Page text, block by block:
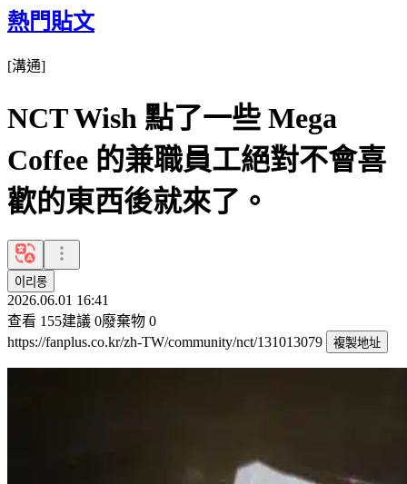
熱門貼文
[溝通]
NCT Wish 點了一些 Mega
Coffee 的兼職員工絕對不會喜
歡的東西後就來了。
이리롱
2026.06.01 16:41
查看 155建議 0廢棄物 0
https://fanplus.co.kr/zh-TW/community/nct/131013079
複製地址